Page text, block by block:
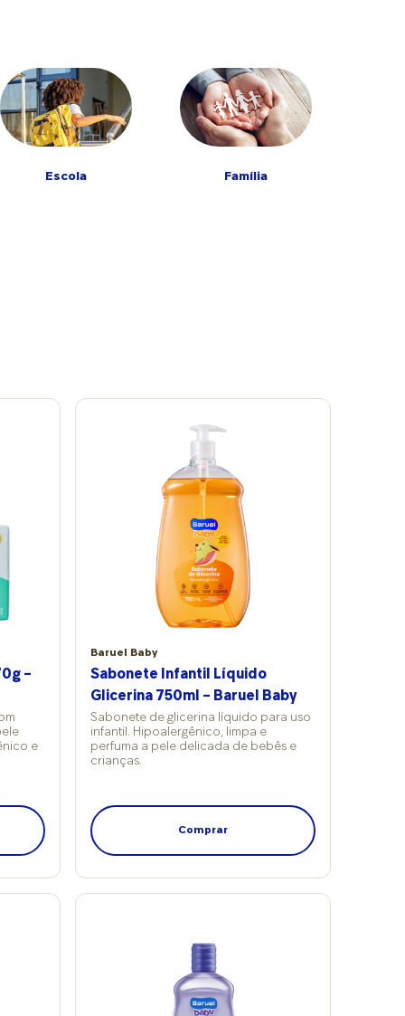
Escola Família
–
e
Baruel Baby
Sabonete Infantil Líquido
Glicerina 750ml – Baruel Baby
Sabonete de glicerina líquido para uso
infantil. Hipoalergênico, limpa e
perfuma a pele delicada de bebês e
crianças.
Comprar